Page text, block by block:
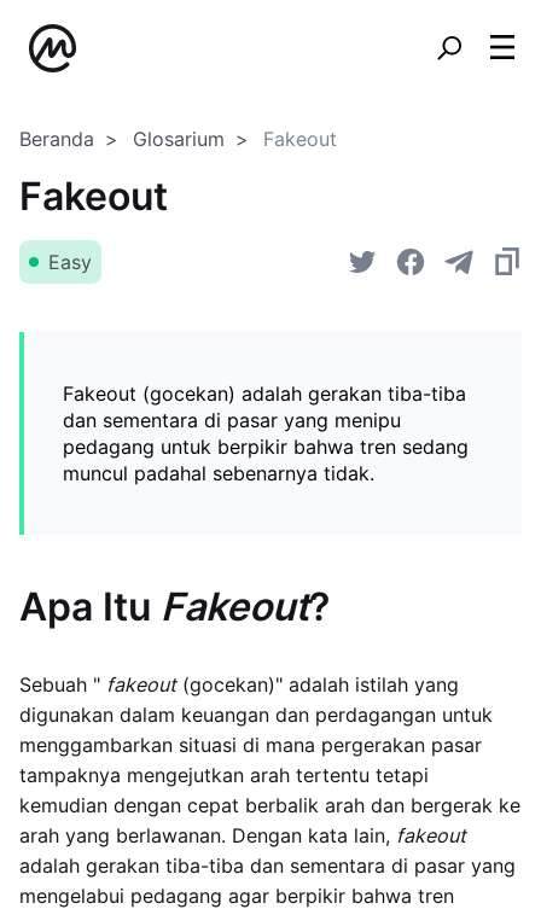
Beranda Glosarium Fakeout
Fakeout
Easy
Fakeout (gocekan) adalah gerakan tiba-tiba
dan sementara di pasar yang menipu
pedagang untuk berpikir bahwa tren sedang
muncul padahal sebenarnya tidak.
Apa Itu Fakeout?
Sebuah " fakeout(gocekan)" adalah istilah yang
digunakan dalam keuangan dan perdagangan untuk
menggambarkan situasi di mana pergerakan pasar
tampaknya mengejutkan arah tertentu tetapi
kemudian dengan cepat berbalik arah dan bergerak ke
arah yang berlawanan. Dengan kata lain, fakeout
adalah gerakan tiba-tiba dan sementara di pasar yang
mengelabui pedagang agar berpikir bahwa tren